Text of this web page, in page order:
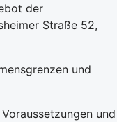
der
Straße 52,
und
und